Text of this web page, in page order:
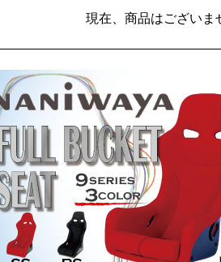
現在、商品はございま